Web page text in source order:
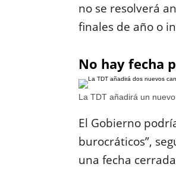
no se resolverá
finales de año o
No hay fecha
La TDT añadirá un
El Gobierno
burocráticos”,
una fecha